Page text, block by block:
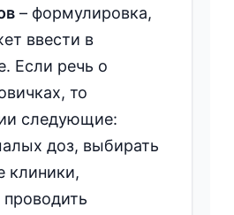
– формулировка,
ввести в
Если речь о
то
следующие:
доз, выбирать
клиники,
проводить